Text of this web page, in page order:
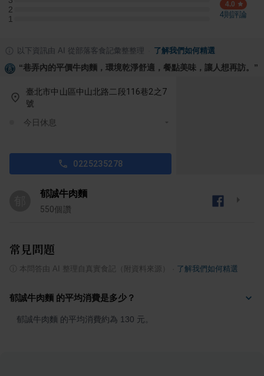
3 星：0 則評論
2
2 星：0 則評論
1
1 星：0 則評論
4.0
4則評論
以下資訊由 AI 從部落客食記彙整整理 了解我們如何精選
“巷弄內的平價牛肉麵，環境乾淨舒適，餐點美味，讓人想再訪。 ”
臺北市中山區中山北路二段116巷2之7
號
今日休息
0225235278
郁誠牛肉麵
550個讚
常見問題
本問答由 AI 整理自真實食記（附資料來源） 了解我們如何精選
郁誠牛肉麵 的平均消費是多少？
郁誠牛肉麵 的平均消費約為 130 元。